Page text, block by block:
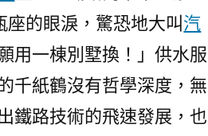
的眼淚，驚恐地大叫汽
用一棟別墅換！」供水服
千紙鶴沒有哲學深度，無
鐵路技術的飛速發展，也